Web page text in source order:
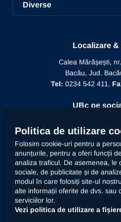
Biblioteca
Manifestări științifice
Editura Alma Mater
Alegeri
Relații internaționale
Informații de interes public
Diverse
Recunoaștere funcție
Recunoaștere conducător
Localizare
Calea Mărășești,
Bacău, Jud.
Tel: 0234 542 411,
UBc pe
Universitatea „Vasile
datele dumneavoastră cu
imaginea prin mijloace
Politica de utilizare
Folosim cookie-uri pentru a
anunțurile, pentru a oferi funcții
analiza traficul. De asemenea, le
sociale, de publicitate și de
modul în care folosiți site-ul
alte informații oferite de dvs. sau
serviciilor lor.
Vezi politica de utilizare a